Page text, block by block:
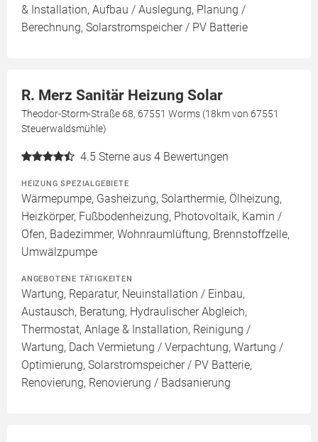
& Installation, Aufbau / Auslegung, Planung /
Berechnung, Solarstromspeicher / PV Batterie
R. Merz Sanitär Heizung Solar
Theodor-Storm-Straße 68, 67551 Worms (18km von 67551
Steuerwaldsmühle)
4.5 Sterne aus 4 Bewertungen
HEIZUNG SPEZIALGEBIETE
Wärmepumpe, Gasheizung, Solarthermie, Ölheizung,
Heizkörper, Fußbodenheizung, Photovoltaik, Kamin /
Ofen, Badezimmer, Wohnraumlüftung, Brennstoffzelle,
Umwälzpumpe
ANGEBOTENE TÄTIGKEITEN
Wartung, Reparatur, Neuinstallation / Einbau,
Austausch, Beratung, Hydraulischer Abgleich,
Thermostat, Anlage & Installation, Reinigung /
Wartung, Dach Vermietung / Verpachtung, Wartung /
Optimierung, Solarstromspeicher / PV Batterie,
Renovierung, Renovierung / Badsanierung